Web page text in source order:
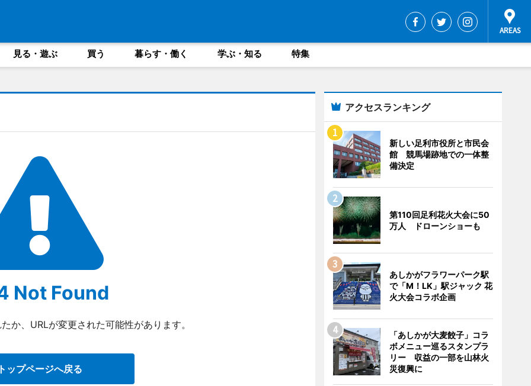
見る・遊ぶ 買う 暮らす・働く 学ぶ・知る 特集
Not Found
か、URLが変更された可能性があります。
ップページへ戻る
アクセスランキング
新しい足利市役所と市民会
館 競馬場跡地での一体整
備決定
第110回足利花火大会に50
万人 ドローンショーも
あしかがフラワーパーク駅
で「M！LK」駅ジャック 花
火大会コラボ企画
「あしかが大麦餃子」コラ
ボメニュー巡るスタンプラ
リー 収益の一部を山林火
災復興に